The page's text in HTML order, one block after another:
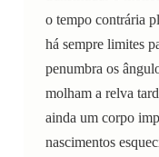
o tempo contrária
há sempre limites
penumbra os
molham a relva
ainda um corpo
nascimentos